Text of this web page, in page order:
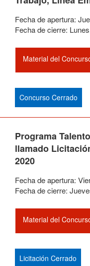
Fecha de apertura:
Fecha de cierre: Lunes
Material del
Concurso Cerrado
Programa
llamado
2020
Fecha de apertura:
Fecha de cierre:
Material del
Licitación Cerrado